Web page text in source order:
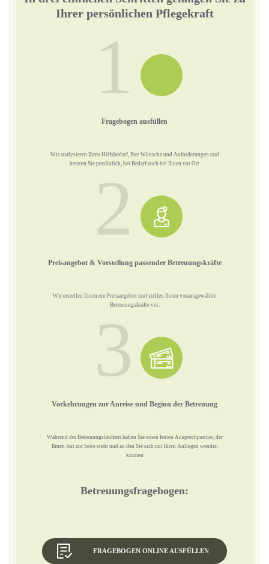
Ihrer persönlichen Pflegekraft
1
Fragebogen ausfüllen
Wir analysieren Ihren Hilfsbedarf, Ihre Wünsche und Anforderungen und
beraten Sie persönlich, bei Bedarf auch bei Ihnen vor Ort
2
Preisangebot & Vorstellung passender Betreuungskräfte
Wir erstellen Ihnen ein Preisangebot und stellen Ihnen vorausgewählte
Betreuungskräfte vor.
3
Vorkehrungen zur Anreise und Beginn der Betreuung
Während der Betreuungslaufzeit haben Sie einen festen Ansprechpartner, der
Ihnen fest zur Seite steht und an den Sie sich mit Ihren Anliegen wenden
können
Betreuungsfragebogen:
FRAGEBOGEN ONLINE AUSFÜLLEN